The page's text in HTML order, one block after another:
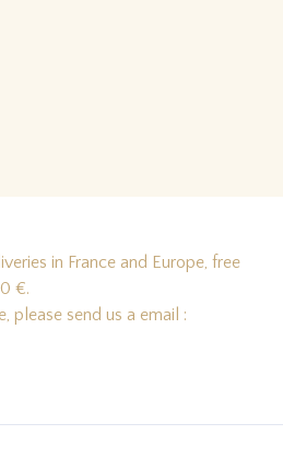
in France and Europe, free
€.
please send us a email :